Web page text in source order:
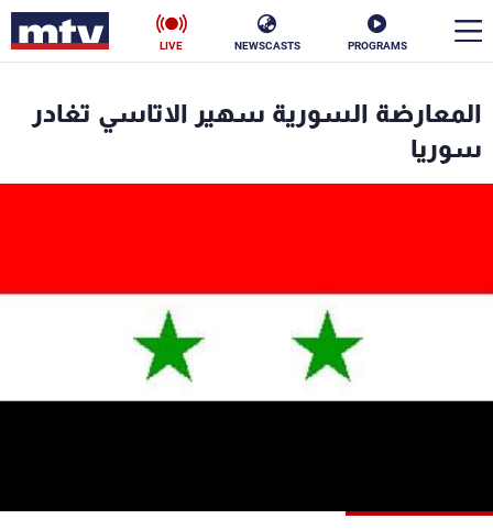
PROGRAMS
NEWSCASTS
LIVE
المعارضة السورية سهير الاتاسي تغادر
سوريا
شاهد البرامج